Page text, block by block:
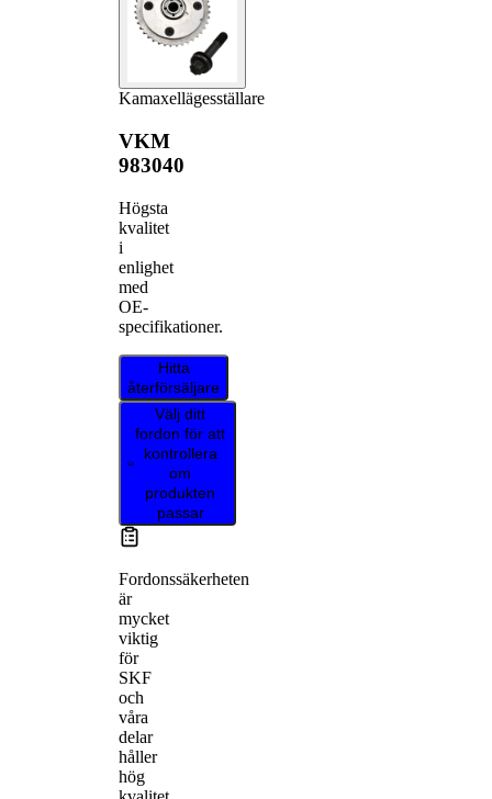
Kamaxellägesställare
VKM
983040
Högsta
kvalitet
i
enlighet
med
OE-
specifikationer.
Hitta
återförsäljare
Välj ditt
fordon för att
kontrollera
om
produkten
passar
Fordonssäkerheten
är
mycket
viktig
för
SKF
och
våra
delar
håller
hög